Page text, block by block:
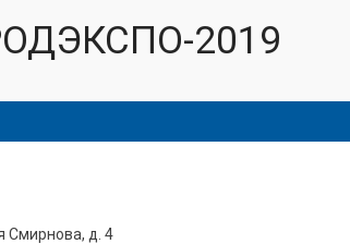
2019
Смирнова, д. 4